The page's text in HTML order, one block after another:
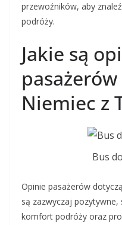
przewoźników, aby
podróży.
Jakie są
Niemiec z
Bus
Opinie pasażerów
są zazwyczaj
komfort podróży oraz